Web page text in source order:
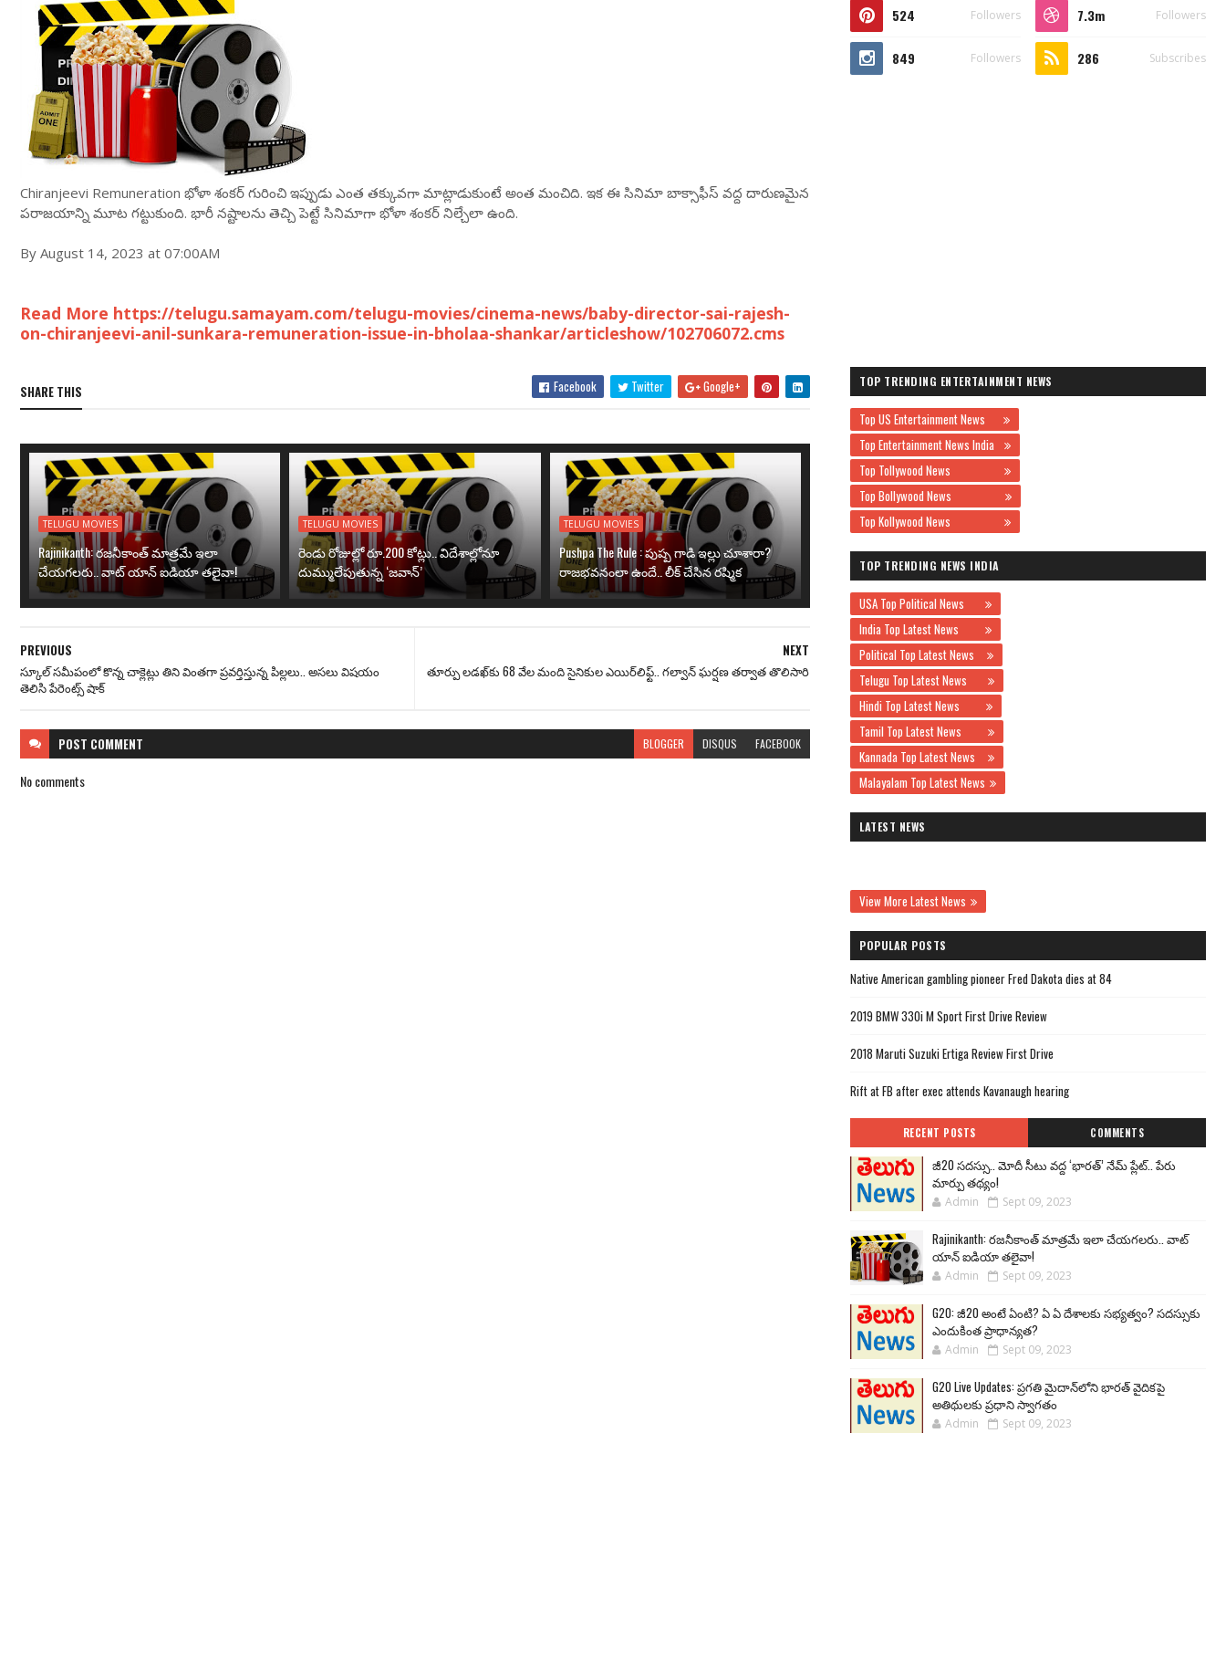
Chiranjeevi Remuneration భోళా శంకర్ గురించి ఇప్పుడు ఎంత తక్కువగా మాట్లాడుకుంటే అంత మంచిది. ఇక ఈ సినిమా బాక్సాఫీస్ వద్ద దారుణమైన
పరాజయాన్ని మూట గట్టుకుంది. భారీ నష్టాలను తెచ్చి పెట్టే సినిమాగా భోళా శంకర్ నిల్చేలా ఉంది.
By August 14, 2023 at 07:00AM
Read More https://telugu.samayam.com/telugu-movies/cinema-news/baby-director-sai-rajesh-
on-chiranjeevi-anil-sunkara-remuneration-issue-in-bholaa-shankar/articleshow/102706072.cms
SHARE THIS Facebook Twitter Google+
TELUGU MOVIES
Rajinikanth: రజనీకాంత్ మాత్రమే ఇలా
చేయగలరు.. వాట్ యాన్ ఐడియా తలైవా!
TELUGU MOVIES
రెండు రోజుల్లో రూ.200 కోట్లు.. విదేశాల్లోనూ
దుమ్ములేపుతున్న ‘జవాన్’
TELUGU MOVIES
Pushpa The Rule : పుష్ప గాడి ఇల్లు చూశారా?
రాజభవనంలా ఉందే.. లీక్ చేసిన రష్మిక
NEXT
తూర్పు లడఖ్‌‌కు 68 వేల మంది సైనికుల ఎయిర్‌లిఫ్ట్.. గల్వాన్ ఘర్షణ తర్వాత తొలిసారి
PREVIOUS
స్కూల్‌ సమీపంలో కొన్న చాక్లెట్లు తిని వింతగా ప్రవర్తిస్తున్న పిల్లలు.. అసలు విషయం
తెలిసి పేరెంట్స్ షాక్
POST COMMENT BLOGGER DISQUS FACEBOOK
No comments
524 Followers 7.3m Followers
849 Followers 286 Subscribes
TOP TRENDING ENTERTAINMENT NEWS
Top US Entertainment News
Top Entertainment News India
Top Tollywood News
Top Bollywood News
Top Kollywood News
TOP TRENDING NEWS INDIA
USA Top Political News
India Top Latest News
Political Top Latest News
Telugu Top Latest News
Hindi Top Latest News
Tamil Top Latest News
Kannada Top Latest News
Malayalam Top Latest News
LATEST NEWS
View More Latest News
POPULAR POSTS
Native American gambling pioneer Fred Dakota dies at 84
2019 BMW 330i M Sport First Drive Review
2018 Maruti Suzuki Ertiga Review First Drive
Rift at FB after exec attends Kavanaugh hearing
RECENT POSTS COMMENTS
జీ20 సదస్సు.. మోదీ సీటు వద్ద ‘భారత్’ నేమ్ ప్లేట్‌.. పేరు
మార్పు తథ్యం!
Admin Sept 09, 2023
Rajinikanth: రజనీకాంత్ మాత్రమే ఇలా చేయగలరు.. వాట్
యాన్ ఐడియా తలైవా!
Admin Sept 09, 2023
G20: జీ20 అంటే ఏంటి? ఏ ఏ దేశాలకు సభ్యత్వం? సదస్సుకు
ఎందుకింత ప్రాధాన్యత?
Admin Sept 09, 2023
G20 Live Updates: ప్రగతి మైదాన్‌లోని భారత్ వైదికపై
అతిథులకు ప్రధాని స్వాగతం
Admin Sept 09, 2023